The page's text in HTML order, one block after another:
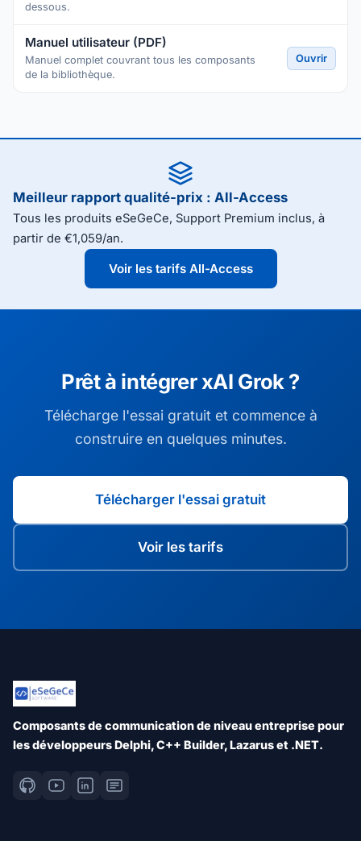
dessous.
Manuel utilisateur (PDF)
Manuel complet couvrant tous les composants
de la bibliothèque.
Ouvrir
Meilleur rapport qualité-prix : All-Access
Tous les produits eSeGeCe, Support Premium inclus, à
partir de €1,059/an.
Voir les tarifs All-Access
Prêt à intégrer xAI Grok ?
Télécharge l'essai gratuit et commence à
construire en quelques minutes.
Télécharger l'essai gratuit
Voir les tarifs
Composants de communication de niveau entreprise pour
les développeurs Delphi, C++ Builder, Lazarus et .NET.